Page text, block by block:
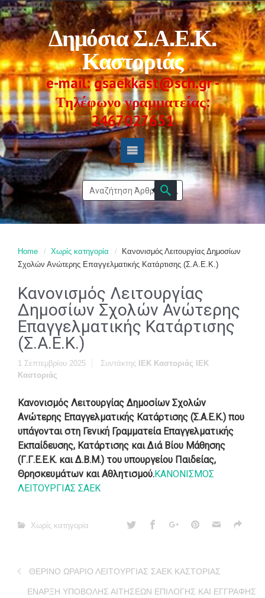
Δημόσια Σ.Α.Ε.Κ.
Καστοριάς
e-mail: gsaekkast@sch.gr -
Τηλέφωνο γραμματείας:
2467027651
Home Χωρίς κατηγορία
Κανονισμός Λειτουργίας Δημοσίων
Σχολών Ανώτερης Επαγγελματικής Κατάρτισης (Σ.Α.Ε.Κ.)
Κανονισμός Λειτουργίας
Δημοσίων Σχολών Ανώτερης
Επαγγελματικής Κατάρτισης
(Σ.Α.Ε.Κ.)
1 Σεπτεμβρίου 2025 Συντάκτης
ΙΕΚ Καστοριάς ΙΕΚ
Καστοριάς
Κανονισμός Λειτουργίας Δημοσίων Σχολών
Ανώτερης Επαγγελματικής Κατάρτισης (Σ.Α.Ε.Κ.) που
υπάγονται στη Γενική Γραμματεία Επαγγελματικής
Εκπαίδευσης, Κατάρτισης και Διά Βίου Μάθησης
(Γ.Γ.Ε.Ε.Κ. και Δ.Β.Μ.) του υπουργείου Παιδείας,
Θρησκευμάτων και Αθλητισμού.ΚΑΝΟΝΙΣΜΟΣ
ΛΕΙΤΟΥΡΓΙΑΣ ΣΑΕΚ
Χωρίς κατηγορία
ΘΕΡΙΝΟ ΩΡΑΡΙΟ ΛΕΙΤΟΥΡΓΙΑΣ ΣΑΕΚ ΚΑΣΤΟΡΙΑΣ
ΕΝΑΡΞΗ ΥΠΟΒΟΛΗΣ ΑΙΤΗΣΕΩΝ ΕΠΙΛΟΓΗΣ ΚΑΙ ΕΓΓΡΑΦΗΣ